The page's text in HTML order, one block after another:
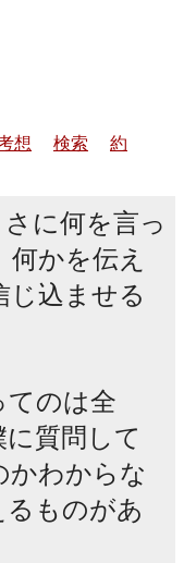
想 検索 約
に何を言っ
かを伝え
込ませる
のは全
質問して
かわからな
ものがあ